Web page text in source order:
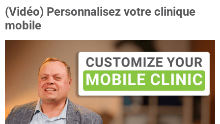
(Vidéo) Personnalisez votre clinique
mobile